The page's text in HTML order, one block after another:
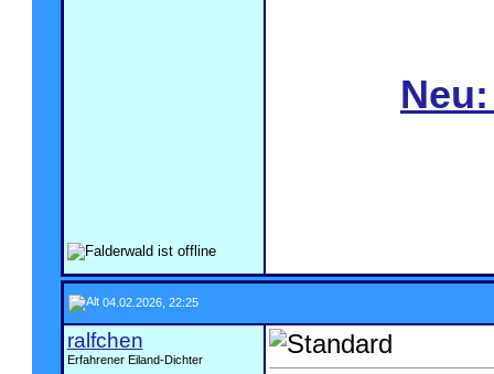
04.02.2026, 22:25
ralfchen
Erfahrener Eiland-Dichter